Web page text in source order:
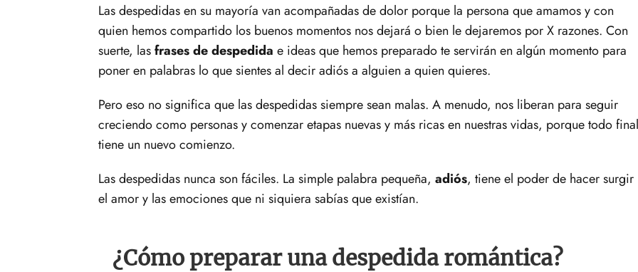
Las despedidas en su mayoría van acompañadas de dolor porque la persona que amamos y con
quien hemos compartido los buenos momentos nos dejará o bien le dejaremos por X razones. Con
suerte, lasfrases de despedida e ideas que hemos preparado te servirán en algún momento para
poner en palabras lo que sientes al decir adiós a alguien a quien quieres.
Pero eso no significa que las despedidas siempre sean malas. A menudo, nos liberan para seguir
creciendo como personas y comenzar etapas nuevas y más ricas en nuestras vidas, porque todo final
tiene un nuevo comienzo.
Las despedidas nunca son fáciles. La simple palabra pequeña, adiós, tiene el poder de hacer surgir
el amor y las emociones que ni siquiera sabías que existían.
¿Cómo preparar una despedida romántica?